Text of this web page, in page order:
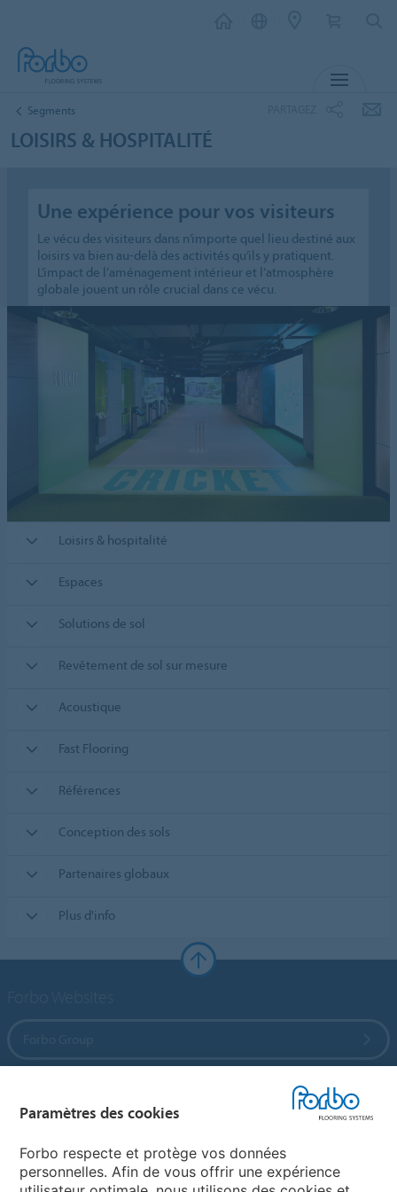
Segments
LOISIRS & HOSPITALITÉ
Une expérience pour vos visiteurs
Le vécu des visiteurs dans n’importe quel lieu destiné aux
loisirs va bien au-delà des activités qu’ils y pratiquent.
L’impact de l’aménagement intérieur et l’atmosphère
globale jouent un rôle crucial dans ce vécu.
Loisirs & hospitalité
Espaces
Solutions de sol
Revêtement de sol sur mesure
Acoustique
Fast Flooring
Références
Conception des sols
Partenaires globaux
Plus d'info
Paramètres des cookies
Forbo respecte et protège vos données
personnelles. Afin de vous offrir une expérience